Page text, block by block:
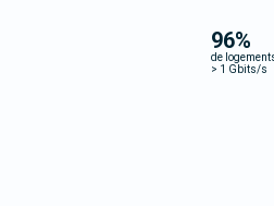
96%
de
> 1 Gbits/s